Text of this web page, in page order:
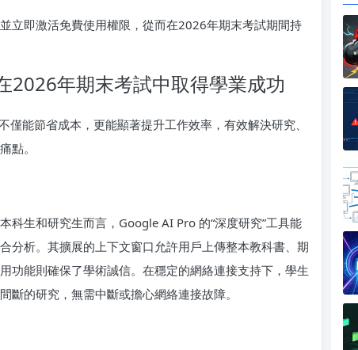
立即激活免費使用權限，從而在2026年期末考試期間持
2026年期末考試中取得學業成功
能節省成本，更能顯著提升工作效率，有效解決研究、
點。
科生和研究生而言，Google AI Pro 的“深度研究”工具能
分析。其擴展的上下文窗口允許用戶上傳整本教科書、期
功能則確保了學術誠信。在穩定的網絡連接支持下，學生
斷的研究，無需中斷或擔心網絡連接故障。